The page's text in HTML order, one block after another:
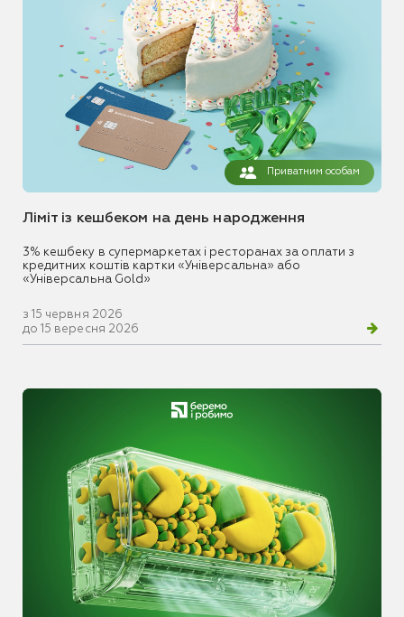
Приватним особам
Ліміт із кешбеком на день народження
3% кешбеку в супермаркетах і ресторанах за оплати з
кредитних коштів картки «Універсальна» або
«Універсальна Gold»
з 15 червня 2026
до 15 вересня 2026